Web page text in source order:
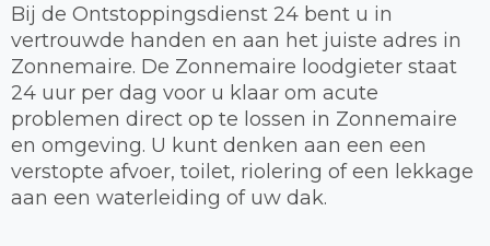
Bij de Ontstoppingsdienst 24 bent u in
vertrouwde handen en aan het juiste adres in
Zonnemaire. De Zonnemaire loodgieter staat
24 uur per dag voor u klaar om acute
problemen direct op te lossen in Zonnemaire
en omgeving. U kunt denken aan een een
verstopte afvoer, toilet, riolering of een lekkage
aan een waterleiding of uw dak.